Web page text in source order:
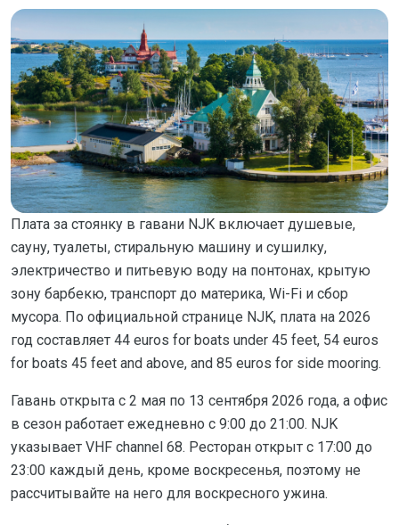
Плата за стоянку в гавани NJK включает душевые,
сауну, туалеты, стиральную машину и сушилку,
электричество и питьевую воду на понтонах, крытую
зону барбекю, транспорт до материка, Wi-Fi и сбор
мусора. По официальной странице NJK, плата на 2026
год составляет 44 euros for boats under 45 feet, 54 euros
for boats 45 feet and above, and 85 euros for side mooring.
Гавань открыта с 2 мая по 13 сентября 2026 года, а офис
в сезон работает ежедневно с 9:00 до 21:00. NJK
указывает VHF channel 68. Ресторан открыт с 17:00 до
23:00 каждый день, кроме воскресенья, поэтому не
рассчитывайте на него для воскресного ужина.